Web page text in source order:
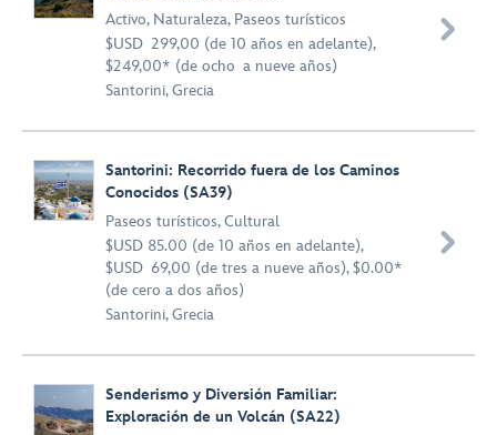
Activo, Naturaleza, Paseos turísticos
$USD 299,00 (de 10 años en adelante),
$249,00* (de ocho a nueve años)
Santorini, Grecia

Santorini: Recorrido fuera de los Caminos
Conocidos (SA39)
Paseos turísticos,Cultural
$USD 85.00 (de 10 años en adelante),
$USD 69,00 (de tres a nueve años), $0.00*
(de cero a dos años)
Santorini, Grecia

Senderismo y Diversión Familiar:
Exploración de un Volcán (SA22)